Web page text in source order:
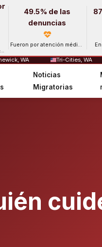
49.5% de las
denuncias
Fueron por atención médica
WA Tri-Cities, WA
Noticias
Migratorias